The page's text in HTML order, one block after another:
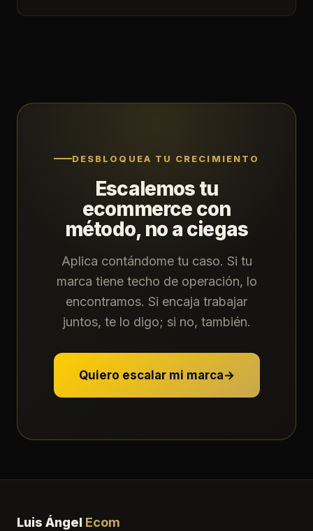
DESBLOQUEA TU CRECIMIENTO
Escalemos tu
ecommerce con
método, no a ciegas
Aplica contándome tu caso. Si tu
marca tiene techo de operación, lo
encontramos. Si encaja trabajar
juntos, te lo digo; si no, también.
Quiero escalar mi marca→
Luis Ángel Ecom